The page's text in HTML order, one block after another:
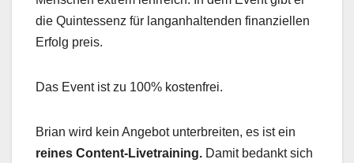
die Quintessenz für langanhaltenden finanziellen
Erfolg preis.
Das Event ist zu 100% kostenfrei.
Brian wird kein Angebot unterbreiten, es ist ein
reines Content-Livetraining. Damit bedankt sich